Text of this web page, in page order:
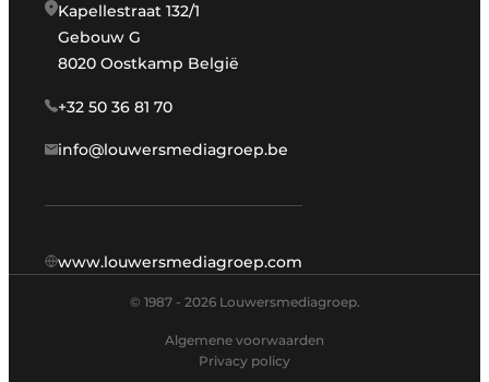
Kapellestraat 132/1
Gebouw G
8020 Oostkamp België
+32 50 36 81 70
info@louwersmediagroep.be
www.louwersmediagroep.com
© 1987 - 2026 Louwersmediagroep.
Algemene voorwaarden
Privacy policy